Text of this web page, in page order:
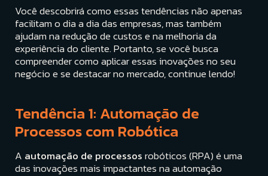
Você descobrirá como essas tendências não apenas
facilitam o dia a dia das empresas, mas também
ajudam na redução de custos e na melhoria da
experiência do cliente. Portanto, se você busca
compreender como aplicar essas inovações no seu
negócio e se destacar no mercado, continue lendo!
Tendência 1: Automação de
Processos com Robótica
A automação de processosrobóticos (RPA) é uma
das inovações mais impactantes na automação